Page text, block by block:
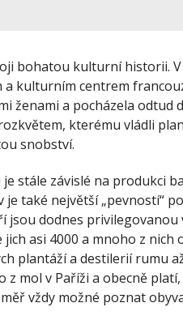
bohatou kulturní historii.
a kulturním centrem
ženami a pocházela odtud
kterému vládli
snobství.
stále závislé na produkci
také největší „pevností“
jsou dodnes privilegovanou
jich asi 4000 a mnoho z
plantáží a destilerií rumu
z mol v Paříži a obecně
vždy možné poznat